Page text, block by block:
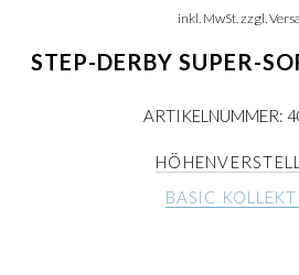
inkl. MwSt. zzgl.
STEP-DERBY SUPER-
ARTIKELNUMMER:
BASIC